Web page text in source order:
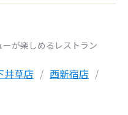
が楽しめるレストラン
井草店
西新宿店